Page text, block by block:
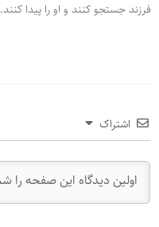
فرزند جستجو کنند و او را پیدا کنند.
اشتراک